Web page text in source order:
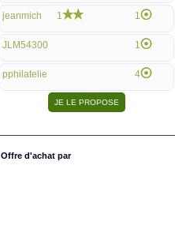
jeanmich 1 1
JLM54300 1
pphilatelie 4
Offre d'achat par